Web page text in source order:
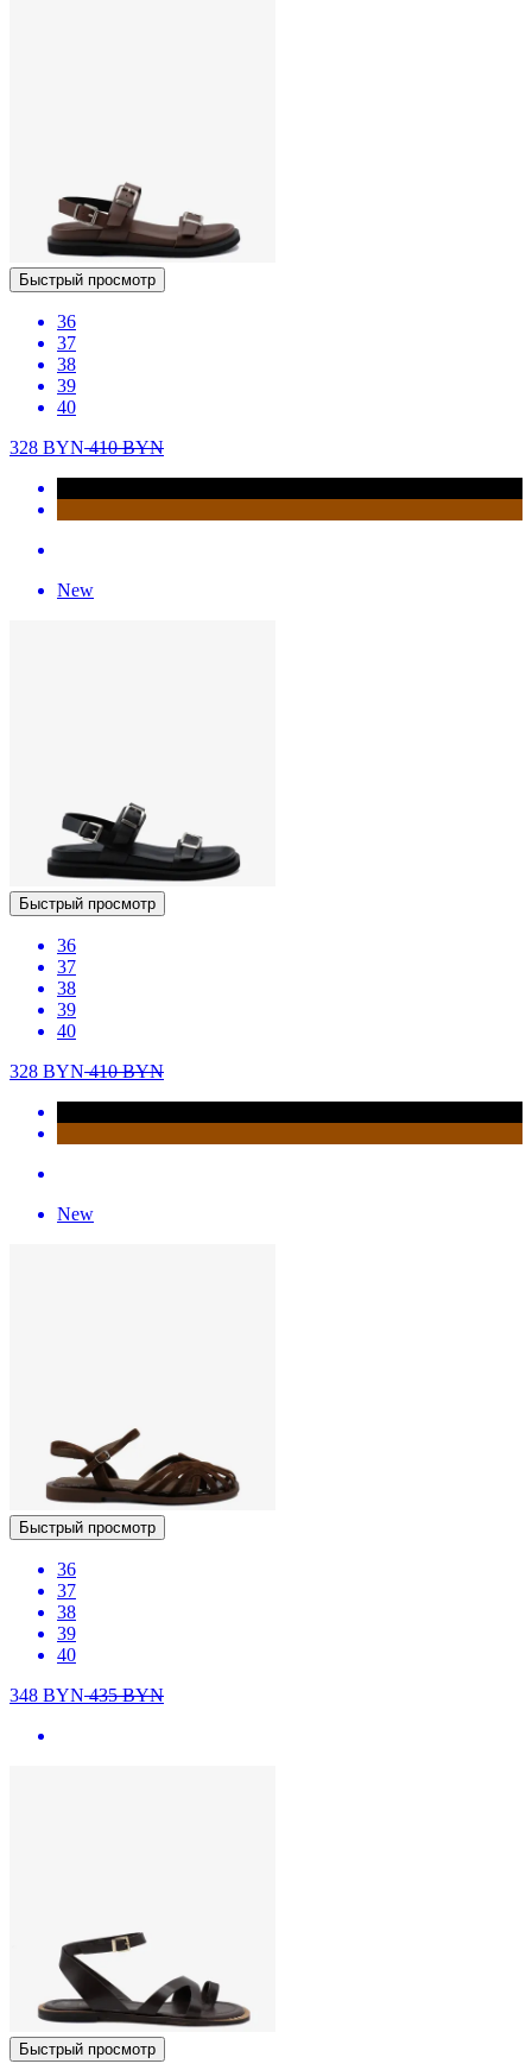
Быстрый просмотр
36
37
38
39
40
328 BYN410BYN
New
Быстрый просмотр
36
37
38
39
40
328 BYN410BYN
New
Быстрый просмотр
36
37
38
39
40
348 BYN435BYN
Быстрый просмотр